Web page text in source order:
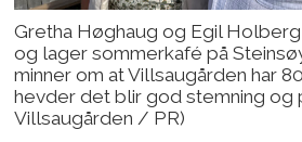
Gretha Høghaug og Egil
og lager sommerkafé på
minner om at Villsaugården har
hevder det blir god stemning og
Villsaugården / PR)